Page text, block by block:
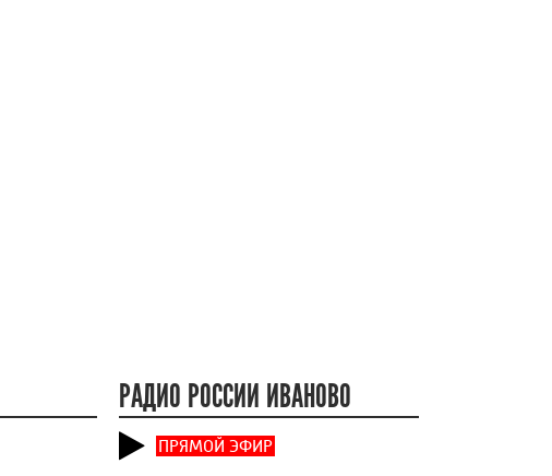
РАДИО РОССИИ ИВАНОВО
ПРЯМОЙ ЭФИР